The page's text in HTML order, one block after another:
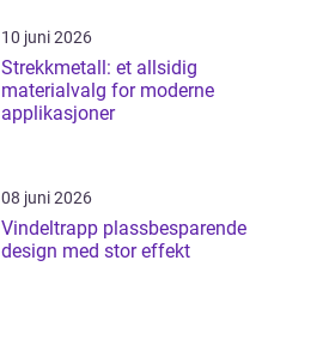
10 juni 2026
Strekkmetall: et allsidig
materialvalg for moderne
applikasjoner
08 juni 2026
Vindeltrapp plassbesparende
design med stor effekt